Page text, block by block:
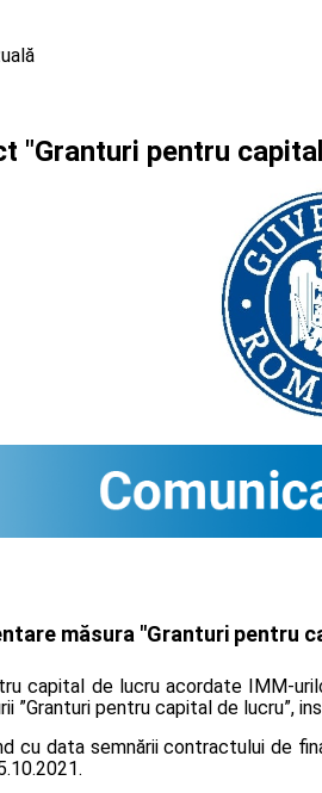
"Granturi pentru
măsura "Granturi pentru
capital de lucru acordate IMM-
”Granturi pentru capital de lucru”,
cu data semnării contractului de